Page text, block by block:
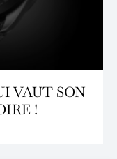
VAUT SON
!